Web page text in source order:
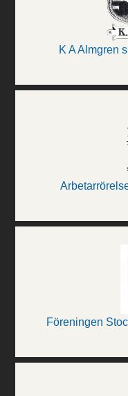
K A Almgren
Föreningen